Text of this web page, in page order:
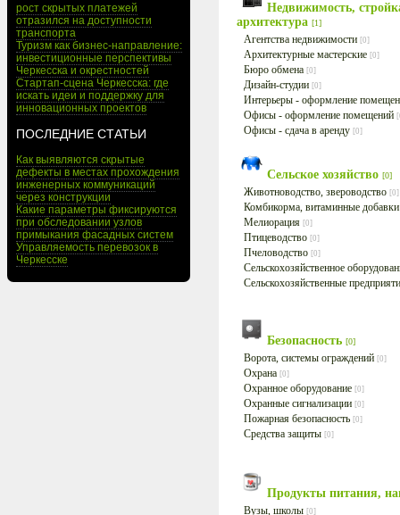
рост скрытых платежей
отразился на доступности
транспорта
Туризм как бизнес-направление:
инвестиционные перспективы
Черкесска и окрестностей
Стартап-сцена Черкесска: где
искать идеи и поддержку для
инновационных проектов
ПОСЛЕДНИЕ СТАТЬИ
Как выявляются скрытые
дефекты в местах прохождения
инженерных коммуникаций
через конструкции
Какие параметры фиксируются
при обследовании узлов
примыкания фасадных систем
Управляемость перевозок в
Черкесске
Недвижимость,
архитектура [1]
Агентства недвижимости [0]
Архитектурные мастерские [0]
Бюро обмена [0]
Дизайн-студии [0]
Интерьеры - оформление
Офисы - оформление помещений
Офисы - сдача в аренду [0]
Сельское хозяйство [0]
Животноводство, звероводство [0]
Комбикорма, витаминные
Мелиорация [0]
Птицеводство [0]
Пчеловодство [0]
Сельскохозяйственное
Сельскохозяйственные
Безопасность [0]
Ворота, системы ограждений [0]
Охрана [0]
Охранное оборудование [0]
Охранные сигнализации [0]
Пожарная безопасность [0]
Средства защиты [0]
Продукты питания,
Вузы, школы [0]